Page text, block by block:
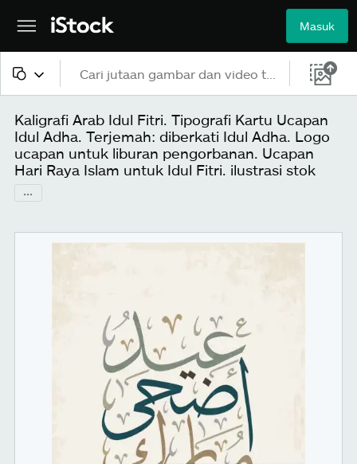
Masuk
Semua konten
Gambar
Foto
Kaligrafi Arab Idul Fitri. Tipografi Kartu Ucapan
Idul Adha. Terjemah: diberkati Idul Adha. Logo
ucapan untuk liburan pengorbanan. Ucapan
Hari Raya Islam untuk Idul Fitri. ilustrasi stok
...